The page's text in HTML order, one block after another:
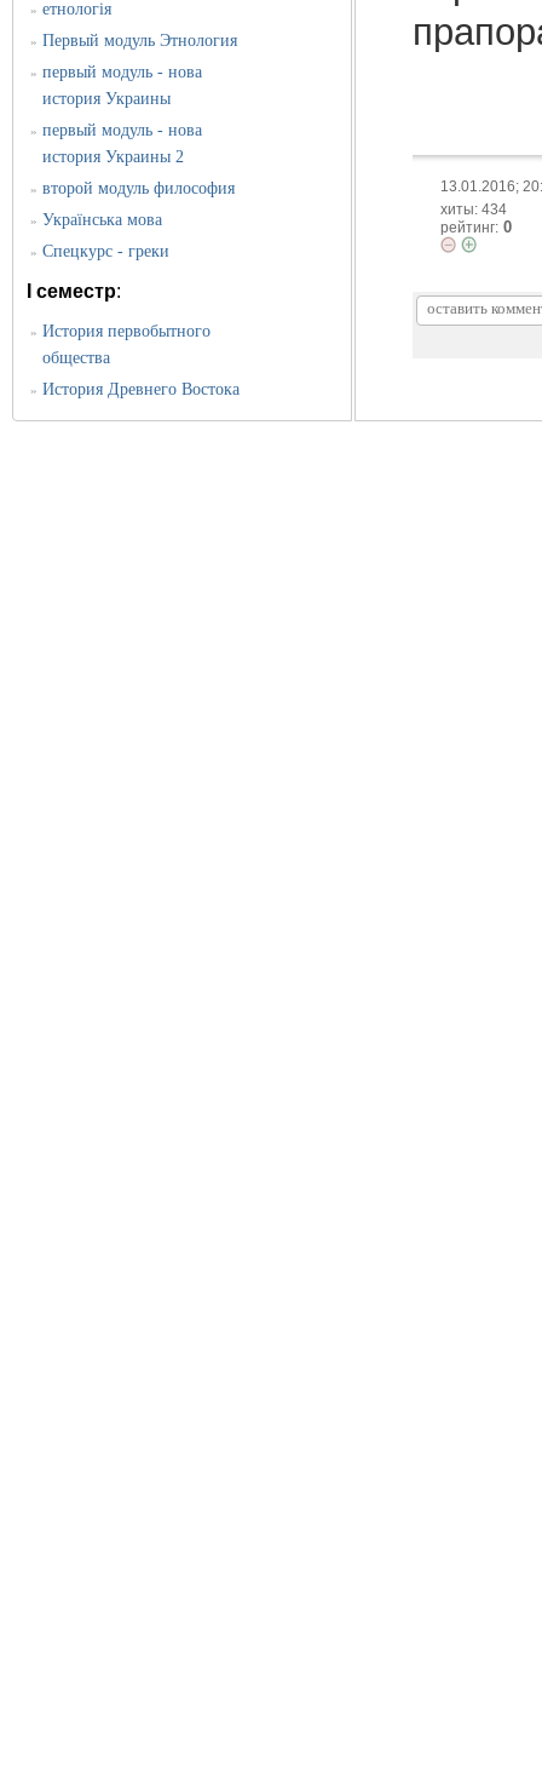
» етнологія
» Первый модуль Этнология
» первый модуль - нова
история Украины
» первый модуль - нова
история Украины 2
» второй модуль философия
» Українська мова
» Спецкурс - греки
I семестр:
» История первобытного
общества
» История Древнего Востока
13.01.2016;
хиты: 434
рейтинг: 0